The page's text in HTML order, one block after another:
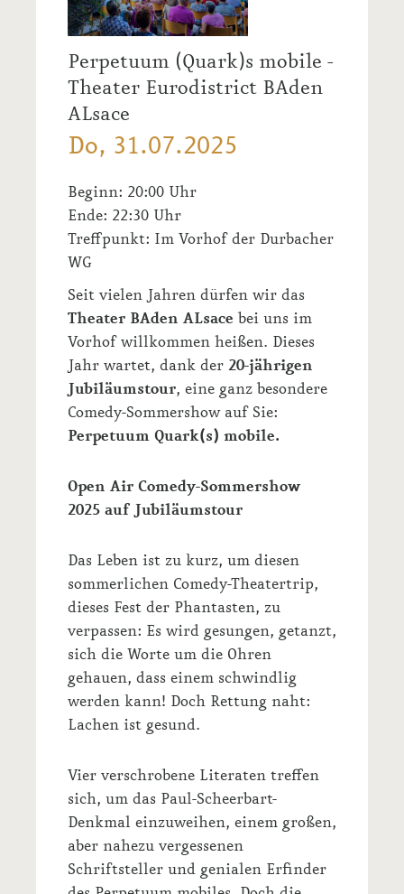
Perpetuum (Quark)s mobile -
Theater Eurodistrict BAden
ALsace
Do, 31.07.2025
Beginn: 20:00 Uhr
Ende: 22:30 Uhr
Treffpunkt: Im Vorhof der Durbacher
WG
Seit vielen Jahren dürfen wir das
Theater BAden ALsace bei uns im
Vorhof willkommen heißen. Dieses
Jahr wartet, dank der 20-jährigen
Jubiläumstour, eine ganz besondere
Comedy-Sommershow auf Sie:
Perpetuum Quark(s) mobile.
Open Air Comedy-Sommershow
2025 auf Jubiläumstour
Das Leben ist zu kurz, um diesen
sommerlichen Comedy-Theatertrip,
dieses Fest der Phantasten, zu
verpassen: Es wird gesungen, getanzt,
sich die Worte um die Ohren
gehauen, dass einem schwindlig
werden kann! Doch Rettung naht:
Lachen ist gesund.
Vier verschrobene Literaten treffen
sich, um das Paul-Scheerbart-
Denkmal einzuweihen, einem großen,
aber nahezu vergessenen
Schriftsteller und genialen Erfinder